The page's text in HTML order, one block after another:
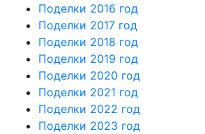
Поделки 2016 год
Поделки 2017 год
Поделки 2018 год
Поделки 2019 год
Поделки 2020 год
Поделки 2021 год
Поделки 2022 год
Поделки 2023 год